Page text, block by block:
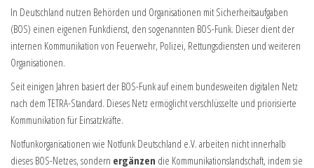
In Deutschland nutzen Behörden und Organisationen mit Sicherheitsaufgaben
(BOS) einen eigenen Funkdienst, den sogenannten BOS-Funk. Dieser dient der
internen Kommunikation von Feuerwehr, Polizei, Rettungsdiensten und weiteren
Organisationen.
Seit einigen Jahren basiert der BOS-Funk auf einem bundesweiten digitalen Netz
nach dem TETRA-Standard. Dieses Netz ermöglicht verschlüsselte und priorisierte
Kommunikation für Einsatzkräfte.
Notfunkorganisationen wie Notfunk Deutschland e.V. arbeiten nicht innerhalb
dieses BOS-Netzes, sondern ergänzen die Kommunikationslandschaft, indem sie